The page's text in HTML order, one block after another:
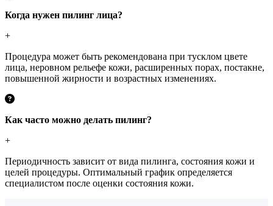
Когда нужен пилинг лица?
+
Процедура может быть рекомендована при тусклом цвете
лица, неровном рельефе кожи, расширенных порах, постакне,
повышенной жирности и возрастных изменениях.
Как часто можно делать пилинг?
+
Периодичность зависит от вида пилинга, состояния кожи и
целей процедуры. Оптимальный график определяется
специалистом после оценки состояния кожи.